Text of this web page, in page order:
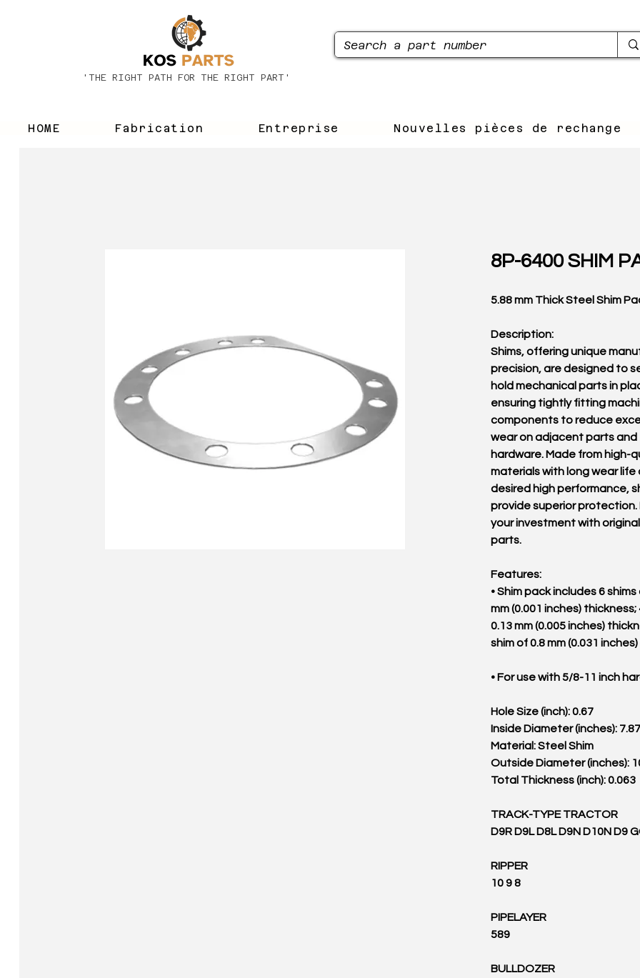
'THE RIGHT PATH FOR THE RIGHT PART'
HOME Fabrication Entreprise Nouvelles pièces de rechange
8P-6400 SHIM
5.88 mm Thick Steel Shim
Description:
Shims, offering unique
precision, are designed to
hold mechanical parts in
ensuring tightly fitting
components to reduce
wear on adjacent parts and
hardware. Made from high-
materials with long wear life
desired high performance,
provide superior
your investment with
parts.
Features:
• Shim pack includes 6 shims
mm (0.001 inches) thickness;
0.13 mm (0.005 inches)
shim of 0.8 mm (0.031
• For use with 5/8-11 inch
Hole Size (inch): 0.67
Inside Diameter (inches):
Material: Steel Shim
Outside Diameter (inches):
Total Thickness (inch): 0.063
TRACK-TYPE TRACTOR
D9R D9L D8L D9N D10N D9
RIPPER
10 9 8
PIPELAYER
589
BULLDOZER